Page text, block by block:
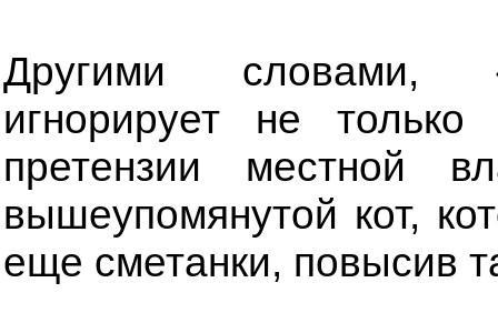
Другими словами,
игнорирует не
претензии местной
вышеупомянутой кот,
еще сметанки, повысив